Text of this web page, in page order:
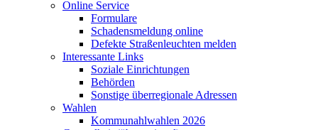
Online Service
Formulare
Schadensmeldung online
Defekte Straßenleuchten melden
Interessante Links
Soziale Einrichtungen
Behörden
Sonstige überregionale Adressen
Wahlen
Kommunahlwahlen 2026